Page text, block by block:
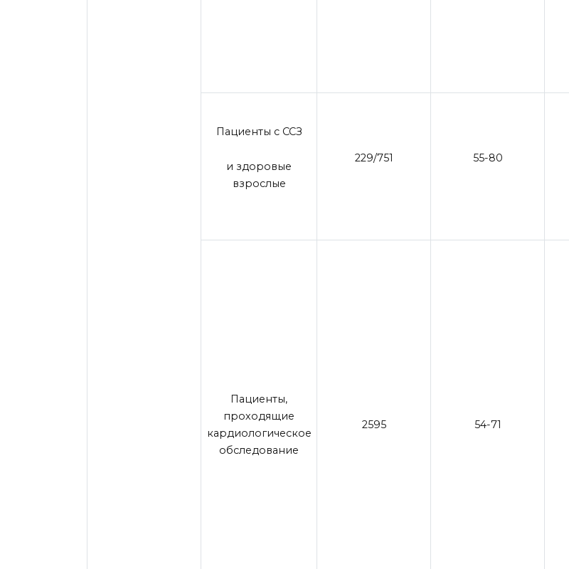
Пациенты с ССЗ
и здоровые
взрослые
229/751 55-80
Пациенты,
проходящие
кардиологическое
обследование
2595 54-71